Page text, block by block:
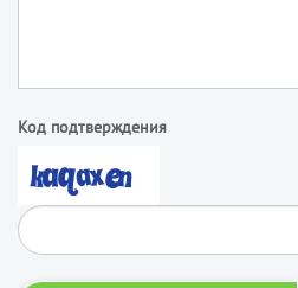
Код подтверждения